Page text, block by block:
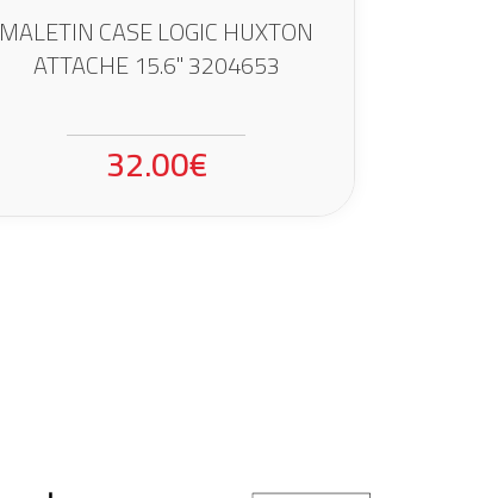
MALETIN CASE LOGIC HUXTON
ATTACHE 15.6" 3204653
32.00€